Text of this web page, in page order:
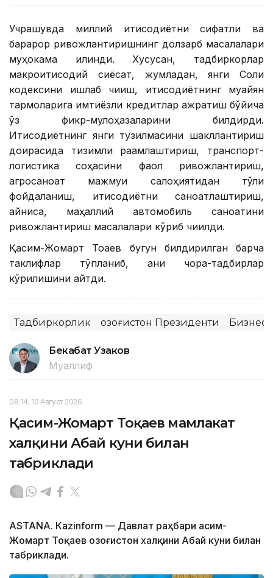
Учрашувда миллий иқтисодиётни сифатли ва
барқарор ривожлантиришнинг долзарб масалалари
муҳокама қилинди. Хусусан, тадбиркорлар
макроиқтисодий сиёсат, жумладан, янги Солиқ
кодексини ишлаб чиқиш, иқтисодиётнинг муайян
тармоқларига имтиёзли кредитлар ажратиш бўйича
ўз фикр-мулоҳазаларини билдирди.
Иқтисодиётнинг янги тузилмасини шакллантириш
доирасида тизимли рақамлаштириш, транспорт-
логистика соҳасини фаол ривожлантириш,
агросаноат мажмуи салоҳиятидан тўлиқ
фойдаланиш, иқтисодиётни саноатлаштириш,
айниқса, маҳаллий автомобиль саноатини
ривожлантириш масалалари кўриб чиқилди.
Қасим-Жомарт Тоқаев бугун билдирилган барча
таклифлар тўпланиб, аниқ чора-тадбирлар
кўрилишини айтди.
Тадбиркорлик Қозоғистон Президенти Бизнес
Бекабат Узаков
Муаллиф
08:14, 10 Август 2026
Қасим-Жомарт Тоқаев мамлакат
халқини Абай куни билан
табриклади
ASTANА. Кazinform — Давлат раҳбари Қасим-
Жомарт Тоқаев Қозоғистон халқини Абай куни билан
табриклади.